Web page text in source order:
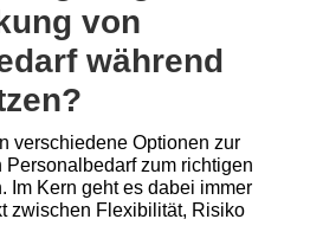
von
während
verschiedene Optionen zur
Personalbedarf zum richtigen
Im Kern geht es dabei immer
zwischen Flexibilität, Risiko